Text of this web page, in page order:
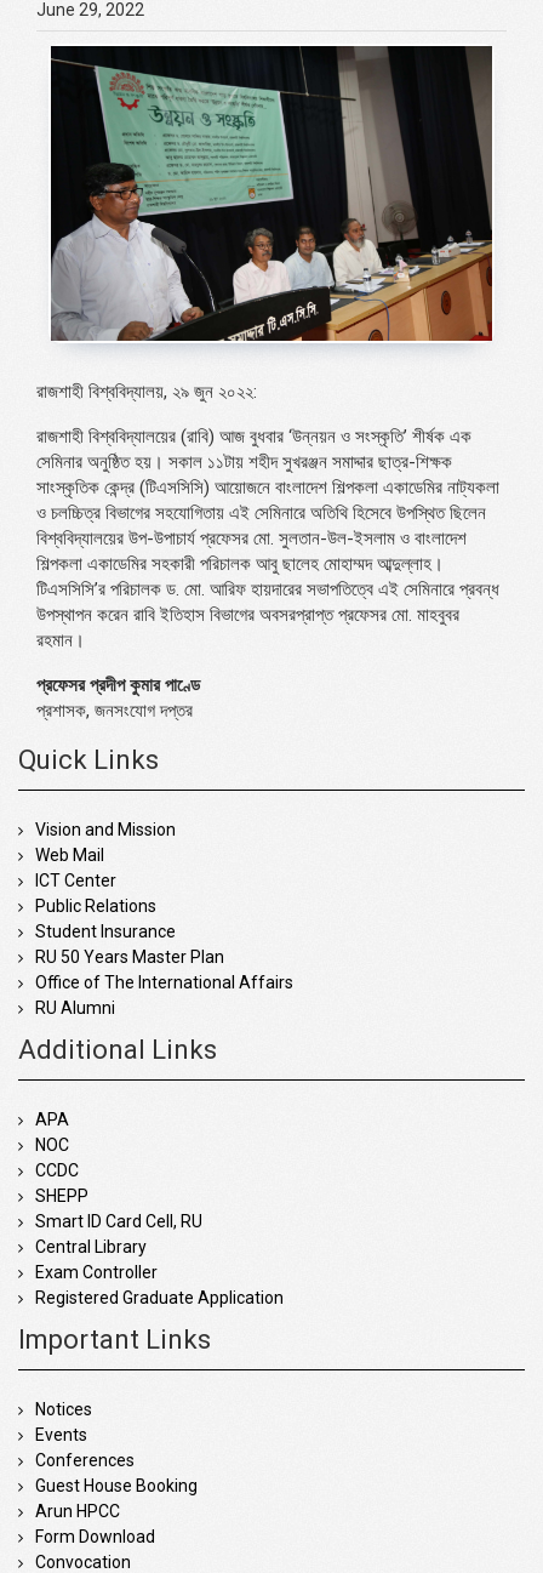
June 29, 2022
রাজশাহী বিশ্ববিদ্যালয়, ২৯ জুন ২০২২:
রাজশাহী বিশ্ববিদ্যালয়ের (রাবি) আজ বুধবার ‘উন্নয়ন ও সংস্কৃতি’ শীর্ষক এক
সেমিনার অনুষ্ঠিত হয়। সকাল ১১টায় শহীদ সুখরঞ্জন সমাদ্দার ছাত্র-শিক্ষক
সাংস্কৃতিক কেন্দ্র (টিএসসিসি) আয়োজনে বাংলাদেশ শিল্পকলা একাডেমির নাট্যকলা
ও চলচ্চিত্র বিভাগের সহযোগিতায় এই সেমিনারে অতিথি হিসেবে উপস্থিত ছিলেন
বিশ্ববিদ্যালয়ের উপ-উপাচার্য প্রফেসর মো. সুলতান-উল-ইসলাম ও বাংলাদেশ
শিল্পকলা একাডেমির সহকারী পরিচালক আবু ছালেহ মোহাম্মদ আব্দুল্লাহ।
টিএসসিসি’র পরিচালক ড. মো. আরিফ হায়দারের সভাপতিত্বে এই সেমিনারে প্রবন্ধ
উপস্থাপন করেন রাবি ইতিহাস বিভাগের অবসরপ্রাপ্ত প্রফেসর মো. মাহবুবর
রহমান।
প্রফেসর প্রদীপ কুমার পাণ্ডে
প্রশাসক, জনসংযোগ দপ্তর
Quick Links
Vision and Mission
Web Mail
ICT Center
Public Relations
Student Insurance
RU 50 Years Master Plan
Office of The International Affairs
RU Alumni
Additional Links
APA
NOC
CCDC
SHEPP
Smart ID Card Cell, RU
Central Library
Exam Controller
Registered Graduate Application
Important Links
Notices
Events
Conferences
Guest House Booking
Arun HPCC
Form Download
Convocation